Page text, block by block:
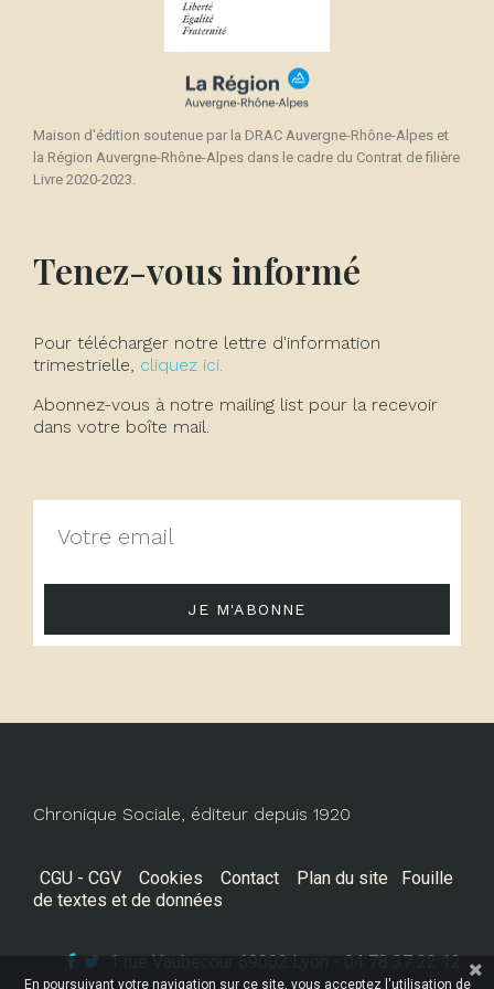
Maison d'édition soutenue par la DRAC Auvergne-Rhône-Alpes et
la Région Auvergne-Rhône-Alpes dans le cadre du Contrat de filière
Livre 2020-2023.
Tenez-vous informé
Pour télécharger notre lettre d'information
trimestrielle, cliquez ici.
Abonnez-vous à notre mailing list pour la recevoir
dans votre boîte mail.
JE M'ABONNE
Chronique Sociale, éditeur depuis 1920
CGU - CGV Cookies Contact Plan du site
Fouille
de textes et de données
1 rue Vaubecour 69002 Lyon - 04 78 37 22 12
En poursuivant votre navigation sur ce site, vous acceptez l'utilisation de